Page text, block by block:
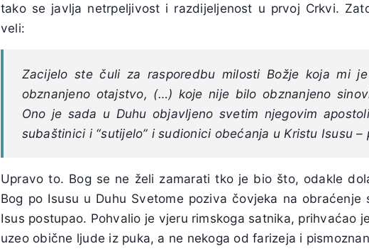
tako se javlja netrpeljivost i razdijeljenost u prvoj Crkvi.
veli:
Zacijelo ste čuli za rasporedbu milosti Božje koja mi
obznanjeno otajstvo, (…) koje nije bilo obznanjeno
Ono je sada u Duhu objavljeno svetim njegovim
subaštinici i “sutijelo” i sudionici obećanja u Kristu Isusu –
Upravo to. Bog se ne želi zamarati tko je bio što, odakle
Bog po Isusu u Duhu Svetome poziva čovjeka na
Isus postupao. Pohvalio je vjeru rimskoga satnika, prihvaćao
uzeo obične ljude iz puka, a ne nekoga od farizeja i